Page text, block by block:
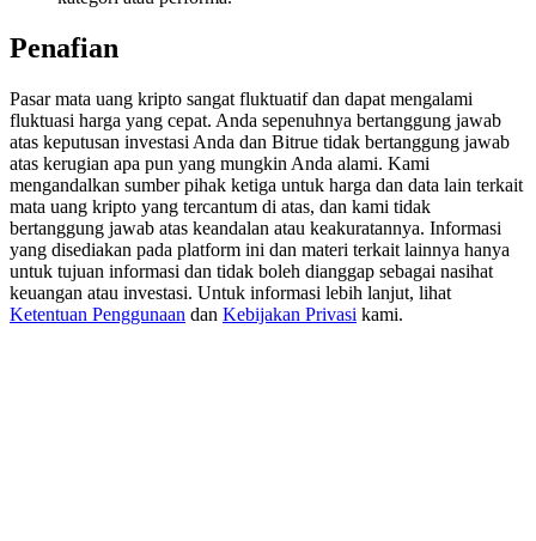
Deposit CASHCAT & Win
Exclusive for BitMart Users
Register & Trade to Win 500,000 USDT
Penafian
Pasar mata uang kripto sangat fluktuatif dan dapat mengalami
fluktuasi harga yang cepat. Anda sepenuhnya bertanggung jawab
atas keputusan investasi Anda dan Bitrue tidak bertanggung jawab
atas kerugian apa pun yang mungkin Anda alami. Kami
mengandalkan sumber pihak ketiga untuk harga dan data lain terkait
mata uang kripto yang tercantum di atas, dan kami tidak
bertanggung jawab atas keandalan atau keakuratannya. Informasi
yang disediakan pada platform ini dan materi terkait lainnya hanya
untuk tujuan informasi dan tidak boleh dianggap sebagai nasihat
keuangan atau investasi. Untuk informasi lebih lanjut, lihat
Ketentuan Penggunaan dan Kebijakan Privasi kami.